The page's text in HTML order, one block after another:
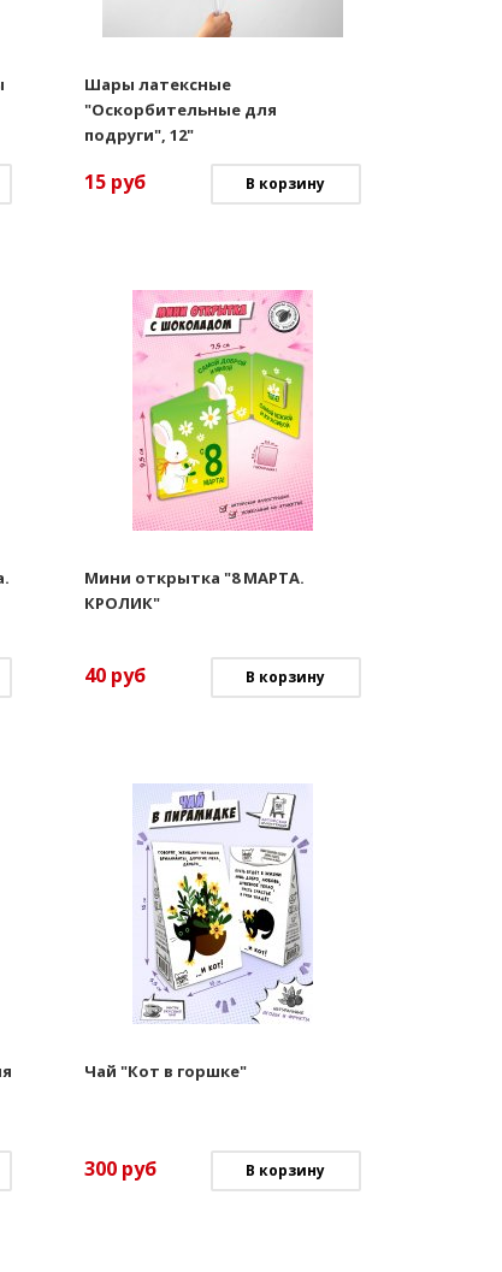
Шары латексные
"Оскорбительные для
подруги", 12"
15 руб В корзину
Мини открытка "8 МАРТА.
КРОЛИК"
40 руб В корзину
Чай "Кот в горшке"
300 руб В корзину